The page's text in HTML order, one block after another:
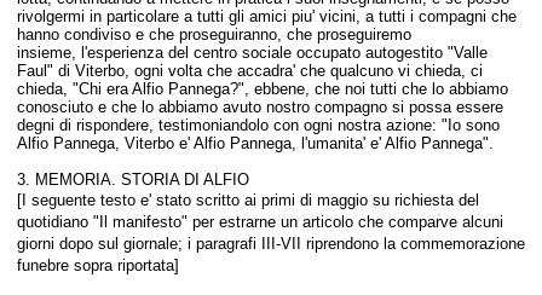
rivolgermi in particolare a tutti gli amici piu' vicini, a tutti i compagni che
hanno condiviso e che proseguiranno, che proseguiremo
insieme, l'esperienza del centro sociale occupato autogestito "Valle
Faul" di Viterbo, ogni volta che accadra' che qualcuno vi chieda, ci
chieda, "Chi era Alfio Pannega?", ebbene, che noi tutti che lo abbiamo
conosciuto e che lo abbiamo avuto nostro compagno si possa essere
degni di rispondere, testimoniandolo con ogni nostra azione: "Io sono
Alfio Pannega, Viterbo e' Alfio Pannega, l'umanita' e' Alfio Pannega".
3. MEMORIA. STORIA DI ALFIO
[I seguente testo e' stato scritto ai primi di maggio su richiesta del
quotidiano "Il manifesto" per estrarne un articolo che comparve alcuni
giorni dopo sul giornale; i paragrafi III-VII riprendono la commemorazione
funebre sopra riportata]